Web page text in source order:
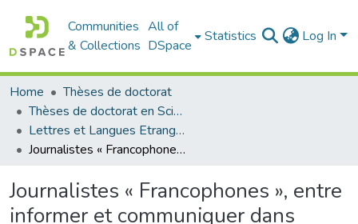
Communities
& Collections
All of
DSpace
Statistics Log In
Home
Thèses de doctorat
Thèses de doctorat en Sciences
Lettres et Langues Etrangères - اللغات الأجنبية
Journalistes « Francophones », entre informer et communiquer dans deux quotidiens nationaux : étude comparative entre le quotidien d’Oran et el Watan
Journalistes « Francophones », entre
informer et communiquer dans